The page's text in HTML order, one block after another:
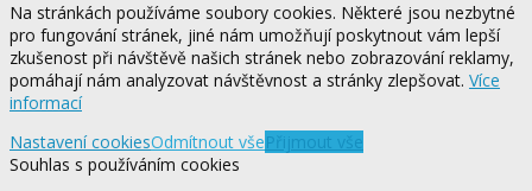
Na stránkách používáme soubory cookies. Některé jsou nezbytné
pro fungování stránek, jiné nám umožňují poskytnout vám lepší
zkušenost při návštěvě našich stránek nebo zobrazování reklamy,
pomáhají nám analyzovat návštěvnost a stránky zlepšovat. Více
informací
Nastavení cookiesOdmítnout všePřijmout vše
Souhlas s používáním cookies